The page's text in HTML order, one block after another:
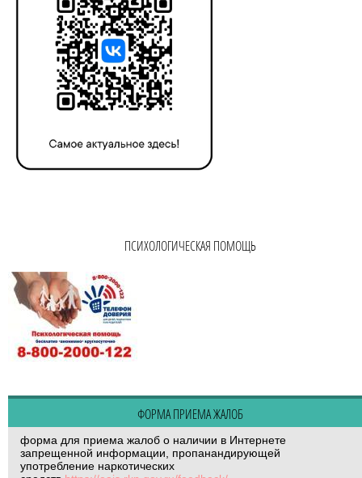
ПСИХОЛОГИЧЕСКАЯ ПОМОЩЬ
ФОРМА ПРИЕМА ЖАЛОБ
форма для приема жалоб о наличии в Интернете
запрещенной информации, пропанандирующей
употребление наркотических